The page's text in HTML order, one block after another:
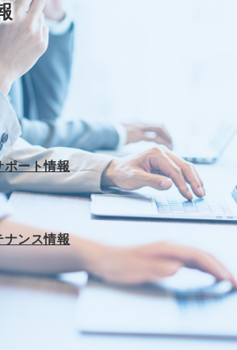
ポート情報
ナンス情報